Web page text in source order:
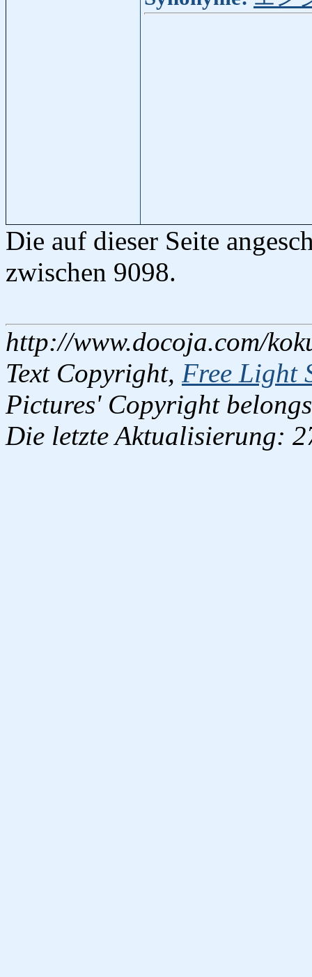
Die auf dieser Seite
zwischen 9098.
http://www.docoja.com/
Text Copyright, Free Light
Pictures' Copyright
Die letzte Aktualisierung: